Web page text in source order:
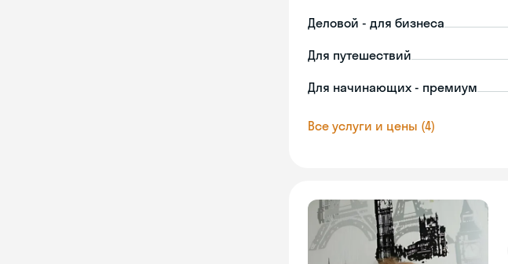
Деловой - для бизнеса
Для путешествий
Для начинающих - премиум
Все услуги и цены (4)